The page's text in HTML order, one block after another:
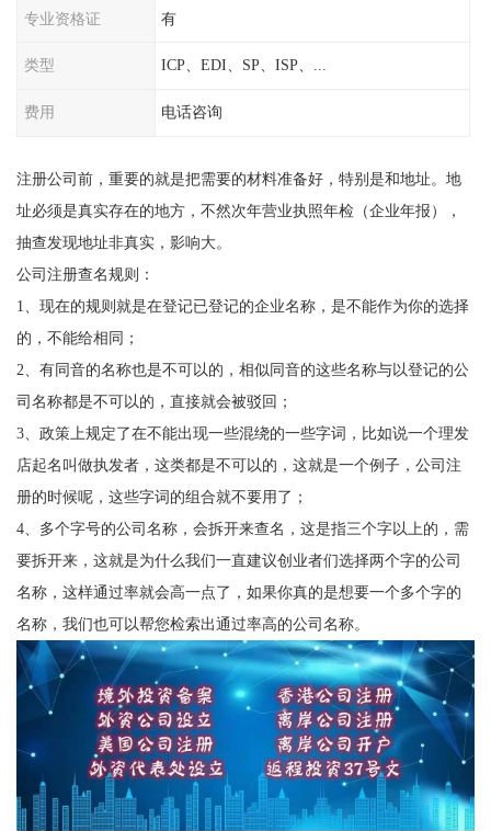
专业资格证 有
类型 ICP、EDI、SP、ISP、...
费用 电话咨询
注册公司前，重要的就是把需要的材料准备好，特别是和地址。地
址必须是真实存在的地方，不然次年营业执照年检（企业年报），
抽查发现地址非真实，影响大。
公司注册查名规则：
1、现在的规则就是在登记已登记的企业名称，是不能作为你的选择
的，不能给相同；
2、有同音的名称也是不可以的，相似同音的这些名称与以登记的公
司名称都是不可以的，直接就会被驳回；
3、政策上规定了在不能出现一些混绕的一些字词，比如说一个理发
店起名叫做执发者，这类都是不可以的，这就是一个例子，公司注
册的时候呢，这些字词的组合就不要用了；
4、多个字号的公司名称，会拆开来查名，这是指三个字以上的，需
要拆开来，这就是为什么我们一直建议创业者们选择两个字的公司
名称，这样通过率就会高一点了，如果你真的是想要一个多个字的
名称，我们也可以帮您检索出通过率高的公司名称。